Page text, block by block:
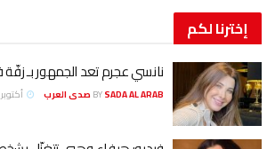
إخترنالكم
نانسي عجرم تعد الجمهور بـ
BYSADA AL ARAB صدى العرب أكتوبر 5, 2022